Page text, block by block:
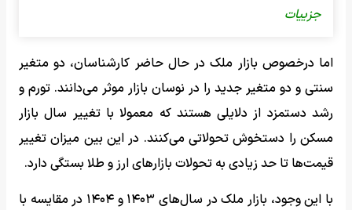
جزییات
اما درخصوص بازار ملک در حال حاضر کارشناسان، دو متغیر
سنتی و دو متغیر جدید را در نوسان بازار موثر می‌دانند. تورم و
رشد دستمزد از دلایلی هستند که معمولا با تغییر سال بازار
مسکن را دستخوش تحولاتی می‌کنند. در این بین میزان تغییر
قیمت‌ها تا حد زیادی به تحولات بازارهای ارز و طلا بستگی دارد.
با این وجود، بازار ملک در سال‌های ۱۴۰۳ و ۱۴۰۴ در مقایسه با